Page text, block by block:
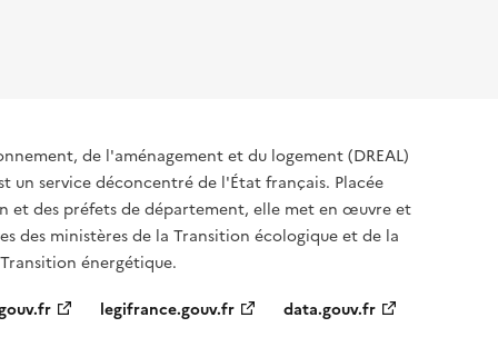
de l'aménagement et du logement (DREAL)
un service déconcentré de l'État français. Placée
et des préfets de département, elle met en œuvre et
des ministères de la Transition écologique et de la
énergétique.
legifrance.gouv.fr data.gouv.fr